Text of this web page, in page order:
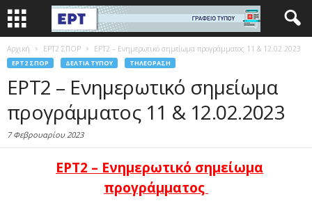
Αρχική EΡΤ2 ΣΠΟΡ ΕΡΤ2 – Ενημερωτικό σημείωμα προγράμματος 11 & 12.02.2023
EΡΤ2 ΣΠΟΡ ΔΕΛΤΊΑ ΤΎΠΟΥ ΤΗΛΕΌΡΑΣΗ
ΕΡΤ2 – Ενημερωτικό σημείωμα
προγράμματος 11 & 12.02.2023
7 Φεβρουαρίου 2023
ΕΡΤ2 – Ενημερωτικό σημείωμα
προγράμματος